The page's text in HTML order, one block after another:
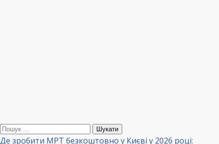
Пошук:
Де зробити МРТ безкоштовно у Києві у 2026 році: